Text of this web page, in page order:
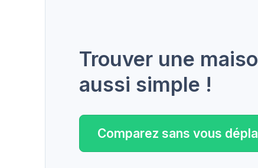
Trouver une
aussi simple !
Comparez sans vous